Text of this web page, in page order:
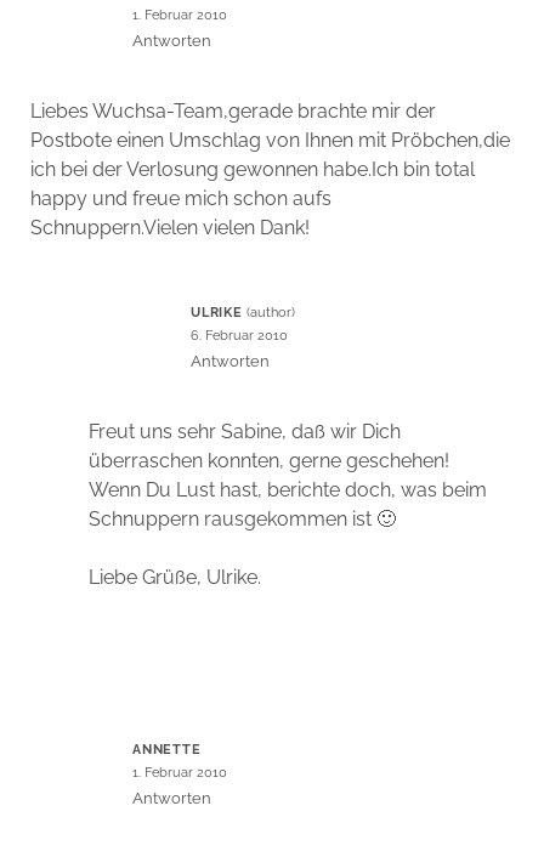
1. Februar 2010
Antworten
Liebes Wuchsa-Team,gerade brachte mir der
Postbote einen Umschlag von Ihnen mit Pröbchen,die
ich bei der Verlosung gewonnen habe.Ich bin total
happy und freue mich schon aufs
Schnuppern.Vielen vielen Dank!
ULRIKE
6. Februar 2010
Antworten
Freut uns sehr Sabine, daß wir Dich
überraschen konnten, gerne geschehen!
Wenn Du Lust hast, berichte doch, was beim
Schnuppern rausgekommen ist 🙂
Liebe Grüße, Ulrike.
ANNETTE
1. Februar 2010
Antworten